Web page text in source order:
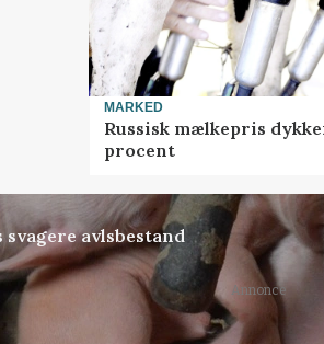
MARKED
Russisk mælkepris
procent
avlsbestand
Annonce